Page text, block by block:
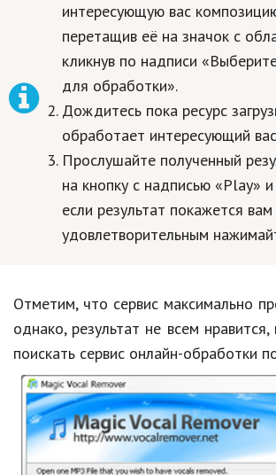
интересующую вас
перетащив её на значок с
кликнув по надписи
для обработки».
Дождитесь пока ресурс
обработает интересующий
Прослушайте полученный
на кнопку с надписью «Play»
если результат покажется вам
удовлетворительным
Отметим, что сервис максимально
однако, результат не всем
поискать сервис онлайн-обработки